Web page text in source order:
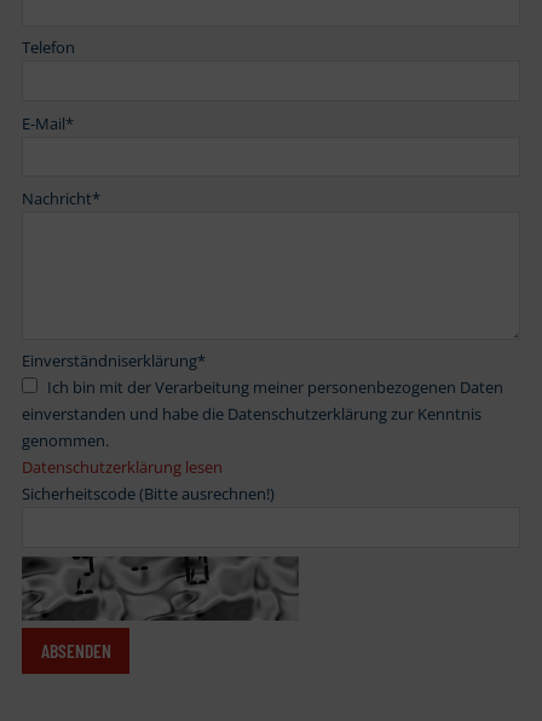
Telefon
E-Mail*
Nachricht*
Einverständniserklärung*
einverstanden und habe die Datenschutzerklärung zur Kenntnis
genommen.
Datenschutzerklärung lesen
Sicherheitscode (Bitte ausrechnen!)